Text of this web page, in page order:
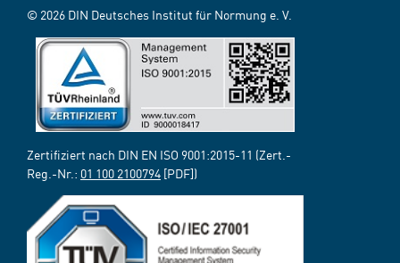
© 2026 DIN Deutsches Institut für Normung e. V.
Zertifiziert nach DIN EN ISO 9001:2015-11 (Zert.-
Reg.-Nr.: 01 100 2100794 [PDF])